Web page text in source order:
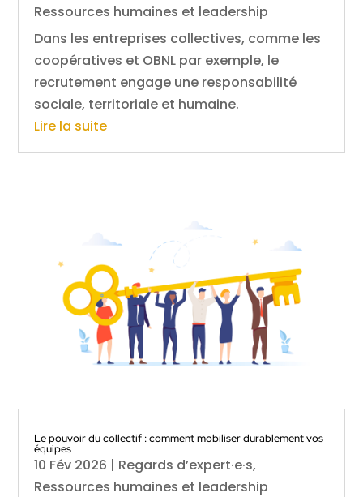
Ressources humaines et leadership
Dans les entreprises collectives, comme les
coopératives et OBNL par exemple, le
recrutement engage une responsabilité
sociale, territoriale et humaine.
Lire la suite
Le pouvoir du collectif : comment mobiliser durablement vos
équipes
10 Fév 2026 | Regards d’expert·e·s,
Ressources humaines et leadership